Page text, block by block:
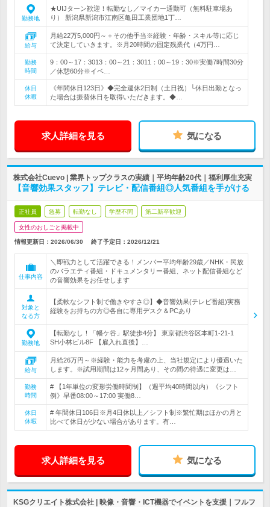
勤務地
★UIJターン歓迎！転勤なし／マイカー通勤可（無料駐車場あ
り） 新潟県新潟市江南区亀田工業団地1丁…
給与
月給22万5,000円～＋その他手当※経験・年齢・スキル等に応じ
て決定していきます。※月20時間の固定残業代（4万円…
勤務
時間
9：00～17：3013：00～21：3011：00～19：30※実働7時間30分
／休憩60分※イベ…
休日
休暇
《年間休日123日》◆完全週休2日制（土日祝）└休日出勤となっ
た場合は振替休日を取得いただきます。◆…
求人詳細を見る 気になる
株式会社Cuevo | 業界トップクラスの実績｜平均年齢20代｜福利厚生充実
【音響効果スタッフ】テレビ・配信番組◎人気番組を手がける
正社員 急募 転勤なし 学歴不問 第二新卒歓迎
女性のおしごと掲載中
情報更新日：2026/06/30 終了予定日： 2026/12/21
仕事内容
＼即戦力として活躍できる！メンバー平均年齢29歳／NHK・民放
のバラエティ番組・ドキュメンタリー番組、ネット配信番組など
の音響効果をお任せします
対象と
なる方
【柔軟なシフト制で働きやすさ◎】◆音響効果(テレビ番組)実務
経験をお持ちの方◎各自に専用デスク＆PCあり
勤務地
【転勤なし！「幡ケ谷」駅徒歩4分】 東京都渋谷区本町1-21-1
SH小林ビル8F 【雇入れ直後】…
給与
月給26万円～※経験・能力を考慮の上、当社規定により優遇いた
します。※試用期間は12ヶ月間あり、その間の待遇に変更は…
勤務
時間
# 【1年単位の変形労働時間制】（週平均40時間以内）《シフト
例》早番08:00～17:00 実働8…
休日
休暇
# 年間休日106日※月4日休以上／シフト制※繁忙期はほかの月と
比べて休日が少ない場合があります。有…
求人詳細を見る 気になる
KSGクリエイト株式会社 | 映像・音響・ICT機器でイベントを支援｜フルフ